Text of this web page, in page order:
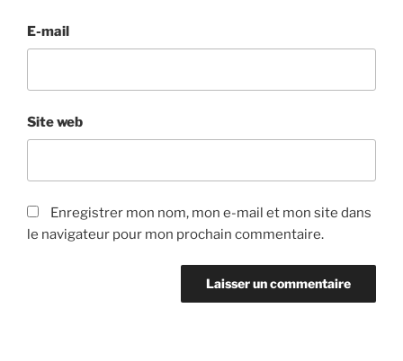
E-mail
Site web
Enregistrer mon nom, mon e-mail et mon site dans
le navigateur pour mon prochain commentaire.